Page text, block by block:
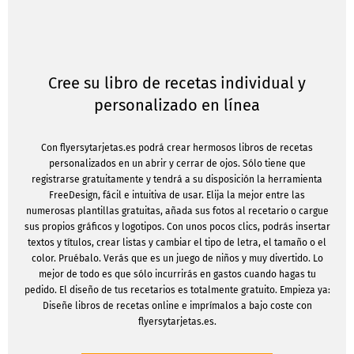
Cree su libro de recetas individual y
personalizado en línea
Con flyersytarjetas.es podrá crear hermosos libros de recetas
personalizados en un abrir y cerrar de ojos. Sólo tiene que
registrarse gratuitamente y tendrá a su disposición la herramienta
FreeDesign, fácil e intuitiva de usar. Elija la mejor entre las
numerosas plantillas gratuitas, añada sus fotos al recetario o cargue
sus propios gráficos y logotipos. Con unos pocos clics, podrás insertar
textos y títulos, crear listas y cambiar el tipo de letra, el tamaño o el
color. Pruébalo. Verás que es un juego de niños y muy divertido. Lo
mejor de todo es que sólo incurrirás en gastos cuando hagas tu
pedido. El diseño de tus recetarios es totalmente gratuito. Empieza ya:
Diseñe libros de recetas online e imprímalos a bajo coste con
flyersytarjetas.es.